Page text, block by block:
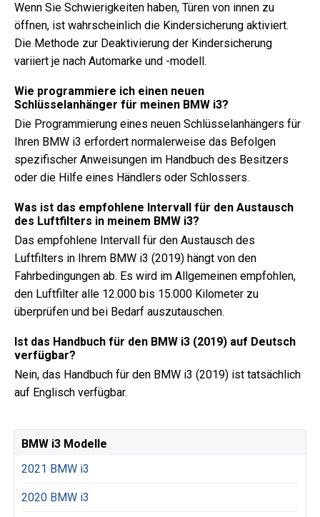
Wenn Sie Schwierigkeiten haben, Türen von innen zu
öffnen, ist wahrscheinlich die Kindersicherung aktiviert.
Die Methode zur Deaktivierung der Kindersicherung
variiert je nach Automarke und -modell.
Wie programmiere ich einen neuen
Schlüsselanhänger für meinen BMW i3?
Die Programmierung eines neuen Schlüsselanhängers für
Ihren BMW i3 erfordert normalerweise das Befolgen
spezifischer Anweisungen im Handbuch des Besitzers
oder die Hilfe eines Händlers oder Schlossers.
Was ist das empfohlene Intervall für den Austausch
des Luftfilters in meinem BMW i3?
Das empfohlene Intervall für den Austausch des
Luftfilters in Ihrem BMW i3 (2019) hängt von den
Fahrbedingungen ab. Es wird im Allgemeinen empfohlen,
den Luftfilter alle 12.000 bis 15.000 Kilometer zu
überprüfen und bei Bedarf auszutauschen.
Ist das Handbuch für den BMW i3 (2019) auf Deutsch
verfügbar?
Nein, das Handbuch für den BMW i3 (2019) ist tatsächlich
auf Englisch verfügbar.
BMW i3 Modelle
2021 BMW i3
2020 BMW i3